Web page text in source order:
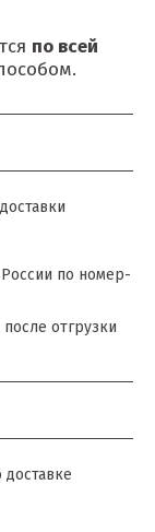
по всей
по номер-
отгрузки